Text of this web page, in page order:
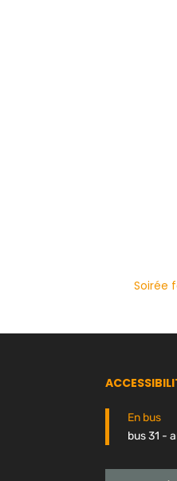
Soirée
En bus
bus 31 -